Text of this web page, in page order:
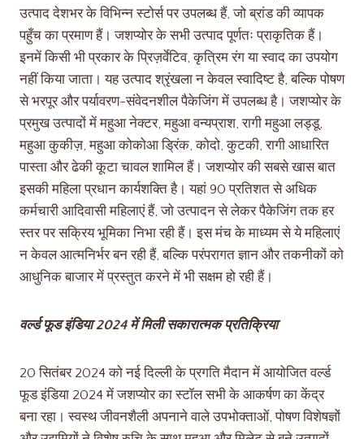
उत्पाद देशभर के विभिन्न स्टोर्स पर उपलब्ध हैं, जो ब्रांड की व्यापक
पहुँच का प्रमाण हैं। जशप्योर के सभी उत्पाद पूर्णतः प्राकृतिक हैं।
इनमें किसी भी प्रकार के प्रिज़र्वेटिव, कृत्रिम रंग या स्वाद का उपयोग
नहीं किया जाता। यह उत्पाद श्रृंखला न केवल स्वादिष्ट है, बल्कि पोषण
से भरपूर और पर्यावरण-संवेदनशील पैकेजिंग में उपलब्ध है। जशप्योर के
प्रमुख उत्पादों में महुआ नेक्टर, महुआ वन्यप्राश, रागी महुआ लड्डू,
महुआ कुकीज़, महुआ कोकोआ ड्रिंक, कोदो, कुटकी, रागी आधारित
पास्ता और ढेकी कूटा चावल शामिल हैं। जशप्योर की सबसे खास बात
इसकी महिला प्रधान कार्यशक्ति है। यहां 90 प्रतिशत से अधिक
कर्मचारी आदिवासी महिलाएं हैं, जो उत्पादन से लेकर पैकेजिंग तक हर
स्तर पर सक्रिय भूमिका निभा रही हैं। इस मंच के माध्यम से ये महिलाएं
न केवल आत्मनिर्भर बन रही हैं, बल्कि परंपरागत ज्ञान और तकनीकों को
आधुनिक बाजार में प्रस्तुत करने में भी सक्षम हो रही हैं।
वर्ल्ड फूड इंडिया 2024 में मिली सकारात्मक प्रतिक्रिया
20 सितंबर 2024 को नई दिल्ली के प्रगति मैदान में आयोजित वर्ल्ड
फूड इंडिया 2024 में जशप्योर का स्टॉल सभी के आकर्षण का केंद्र
बना रहा। स्वस्थ जीवनशैली अपनाने वाले उपभोक्ताओं, पोषण विशेषज्ञों